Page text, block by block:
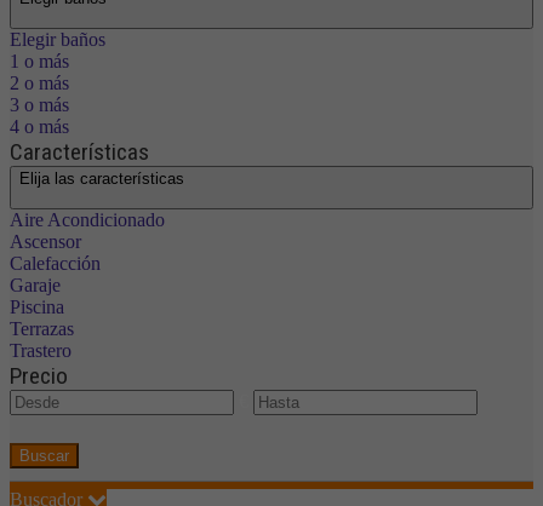
Elegir baños
1 o más
2 o más
3 o más
4 o más
Características
Elija las características
Aire Acondicionado
Ascensor
Calefacción
Garaje
Piscina
Terrazas
Trastero
Precio
Buscar
Buscador